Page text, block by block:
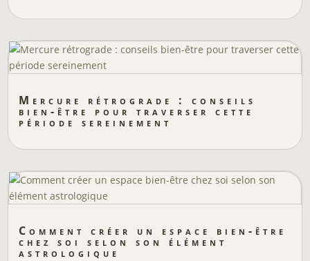
Mercure rétrograde : conseils
bien-être pour traverser cette
période sereinement
Comment créer un espace bien-être
chez soi selon son élément
astrologique